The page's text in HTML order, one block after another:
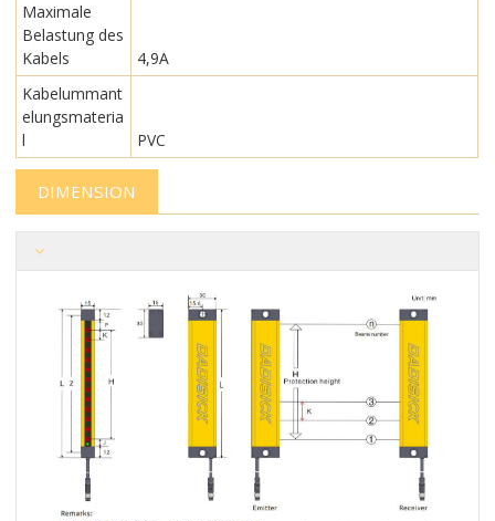
Maximale
Belastung des
Kabels
4,9A
Kabelummant
elungsmateria
l
PVC
DIMENSION